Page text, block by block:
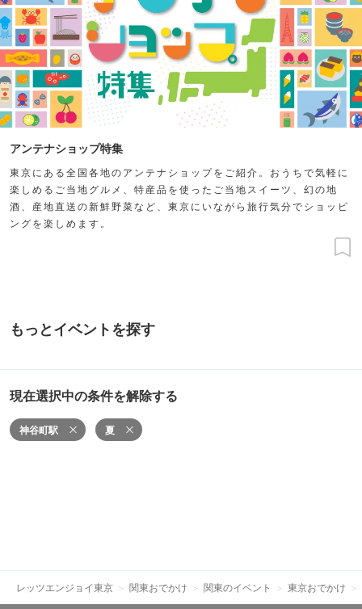
アンテナショップ特集
東京にある全国各地のアンテナショップをご紹介。おうちで気軽に
楽しめるご当地グルメ、特産品を使ったご当地スイーツ、幻の地
酒、産地直送の新鮮野菜など、東京にいながら旅行気分でショッピ
ングを楽しめます。
もっとイベントを探す
現在選択中の条件を解除する
神谷町駅 夏
レッツエンジョイ東京 関東おでかけ 関東のイベント 東京おでかけ